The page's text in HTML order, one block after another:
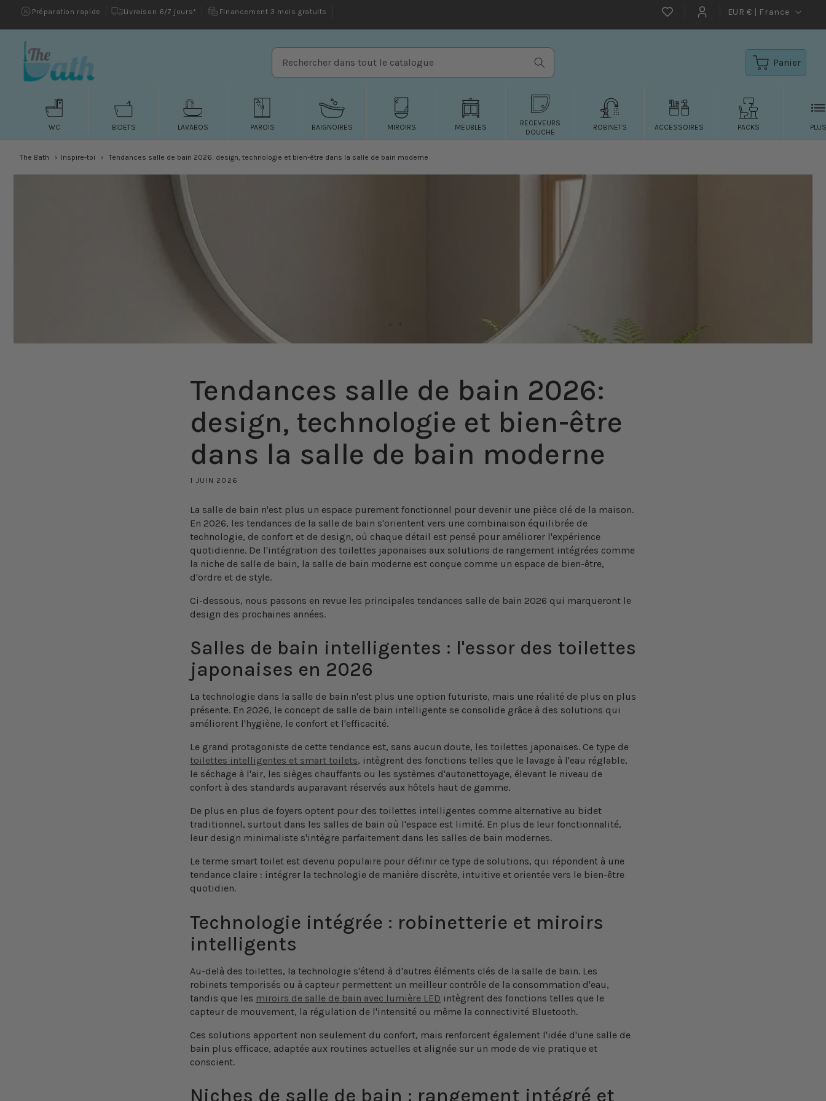
et passer
au
contenu
Préparation rapide Livraison 6/7 jours* Financement 3 mois gratuits Favoritos Connexion EUR € | France
WC BIDETS LAVABOS PAROIS BAIGNOIRES MIROIRS MEUBLES
RECEVEURS
DOUCHE
ROBINETS ACCESSOIRES PACKS PLUS
Rechercher dans tout le catalogue Panier
The Bath Inspire-toi Tendances salle de bain 2026: design, technologie et bien-être dans la salle de bain moderne
Tendances salle de bain 2026:
design, technologie et bien-être
dans la salle de bain moderne
1 JUIN 2026
La salle de bain n'est plus un espace purement fonctionnel pour devenir une pièce clé de la maison.
En 2026, les tendances de la salle de bain s'orientent vers une combinaison équilibrée de
technologie, de confort et de design, où chaque détail est pensé pour améliorer l'expérience
quotidienne. De l'intégration des toilettes japonaises aux solutions de rangement intégrées comme
la niche de salle de bain, la salle de bain moderne est conçue comme un espace de bien-être,
d'ordre et de style.
Ci-dessous, nous passons en revue les principales tendances salle de bain 2026 qui marqueront le
design des prochaines années.
Salles de bain intelligentes : l'essor des toilettes
japonaises en 2026
La technologie dans la salle de bain n'est plus une option futuriste, mais une réalité de plus en plus
présente. En 2026, le concept de salle de bain intelligente se consolide grâce à des solutions qui
améliorent l'hygiène, le confort et l'efficacité.
Le grand protagoniste de cette tendance est, sans aucun doute, les toilettes japonaises. Ce type de
toilettes intelligentes et smart toilets, intègrent des fonctions telles que le lavage à l'eau réglable,
le séchage à l'air, les sièges chauffants ou les systèmes d'autonettoyage, élevant le niveau de
confort à des standards auparavant réservés aux hôtels haut de gamme.
De plus en plus de foyers optent pour des toilettes intelligentes comme alternative au bidet
traditionnel, surtout dans les salles de bain où l'espace est limité. En plus de leur fonctionnalité,
leur design minimaliste s'intègre parfaitement dans les salles de bain modernes.
Le terme smart toilet est devenu populaire pour définir ce type de solutions, qui répondent à une
tendance claire : intégrer la technologie de manière discrète, intuitive et orientée vers le bien-être
quotidien.
Technologie intégrée : robinetterie et miroirs
intelligents
Au-delà des toilettes, la technologie s'étend à d'autres éléments clés de la salle de bain. Les
robinets temporisés ou à capteur permettent un meilleur contrôle de la consommation d'eau,
tandis que les miroirs de salle de bain avec lumière LED intègrent des fonctions telles que le
capteur de mouvement, la régulation de l'intensité ou même la connectivité Bluetooth.
Ces solutions apportent non seulement du confort, mais renforcent également l'idée d'une salle de
bain plus efficace, adaptée aux routines actuelles et alignée sur un mode de vie pratique et
conscient.
Niches de salle de bain : rangement intégré et